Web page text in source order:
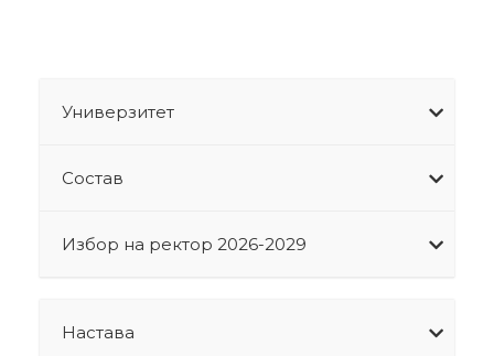
Универзитет
Состав
Избор на ректор 2026-2029
Настава